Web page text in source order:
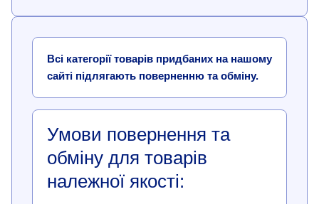
Всі категорії товарів придбаних на нашому
сайті підлягають поверненню та обміну.
Умови повернення та
обміну для товарів
належної якості: